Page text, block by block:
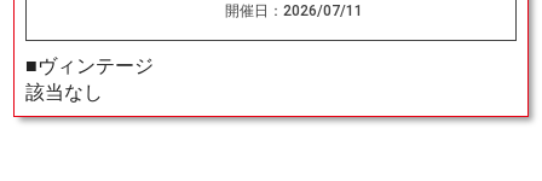
開催日： 2026/07/11
■ヴィンテージ
該当なし